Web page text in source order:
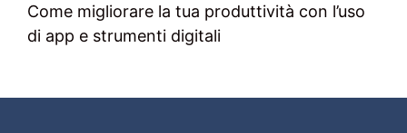
Come migliorare la tua produttività con l’uso
di app e strumenti digitali